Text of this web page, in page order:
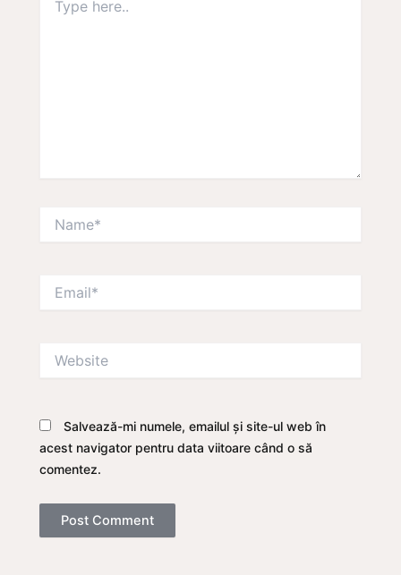
here..
Salvează-mi numele, emailul și site-ul web în
acest navigator pentru data viitoare când o să
comentez.